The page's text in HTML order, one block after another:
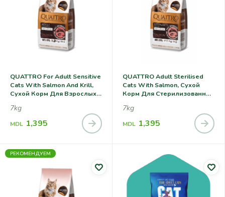
QUATTRO For Adult Sensitive
Cats With Salmon And Krill,
Сухой Корм Для Взрослых
Пищеварением, С Лососем,
Крилем И Коллагеном.
7kg
MDL 1,395
QUATTRO Adult Sterilised
Cats With Salmon, Сухой
Корм Для Стерилизованных
7kg
MDL 1,395
РЕКОМЕНДУЕМ